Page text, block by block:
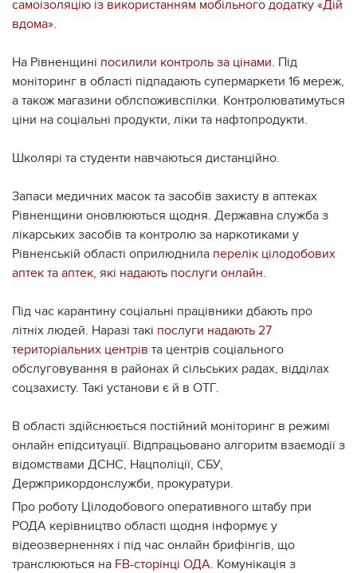
самоізоляцію із використанням мобільного додатку «Дій
вдома».
На Рівненщині посилили контроль за цінами. Під
моніторинг в області підпадають супермаркети 16 мереж,
а також магазини облспоживспілки. Контролюватимуться
ціни на соціальні продукти, ліки та нафтопродукти.
Школярі та студенти навчаються дистанційно.
Запаси медичних масок та засобів захисту в аптеках
Рівненщини оновлюються щодня. Державна служба з
лікарських засобів та контролю за наркотиками у
Рівненській області оприлюднила перелік цілодобових
аптек та аптек, які надають послуги онлайн.
Під час карантину соціальні працівники дбають про
літніх людей. Наразі такі послуги надають 27
територіальних центрів та центрів соціального
обслуговування в районах й сільських радах, відділах
соцзахисту. Такі установи є й в ОТГ.
В області здійснюється постійний моніторинг в режимі
онлайн епідситуації. Відпрацьовано алгоритм взаємодії з
відомствами ДСНС, Нацполіції, СБУ,
Держприкордонслужби, прокуратури.
Про роботу Цілодобового оперативного штабу при
РОДА керівництво області щодня інформує у
відеозверненнях і під час онлайн брифінгів, що
транслюються на FB-сторінці ОДА. Комунікація з